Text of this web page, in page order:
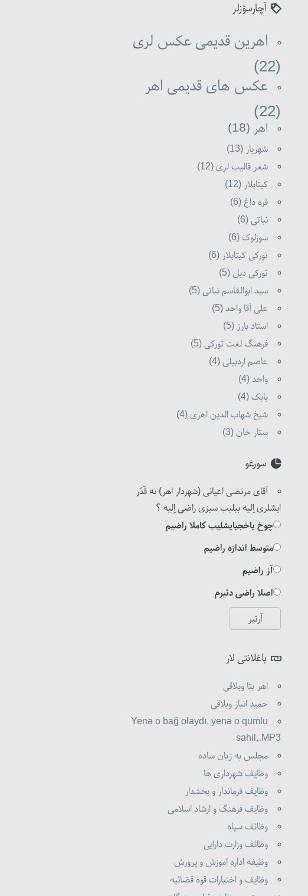
آچارسؤزلر
اهرین قدیمی عکس لری
(22)
عکس های قدیمی اهر
(22)
اهر (18)
شهریار (13)
شعر قالیب لری (12)
کیتابلار (12)
قره داغ (6)
نباتی (6)
سوزلوک (6)
تورکی کیتابلار (6)
تورکی دیل (5)
سید ابوالقاسم نباتی (5)
علی آقا واحد (5)
استاد بارز (5)
فرهنگ لغت تورکی (5)
عاصم اردبیلی (4)
واحد (4)
بابک (4)
شیخ شهاب الدین اهری (4)
ستار خان (3)
سورغو
آقای مرتضی اعیانی (شهردار اهر) نه قَدَر
ایشلری اِلیه بیلیب سیزی راضی اِلیه ؟
چوخ یاخجیایشلیب کاملا راضیم
متوسط اندازه راضیم
آز راضیم
اصلا راضی دئیرم
باغلانتی لار
اهر بتا وبلاقی
حمید انباز وبلاقی
Yenə o bağ olaydı, yenə o qumlu
sahil,.MP3
مجلس به زبان ساده
وظایف شهرداری ها
وظایف فرماندار و بخشدار
وظایف فرهنگ و ارشاد اسلامی
وظائف سپاه
وظائف وزارت دارایی
وظیفه اداره اموزش و پرورش
وظایف و اختیارات قوه قضائیه